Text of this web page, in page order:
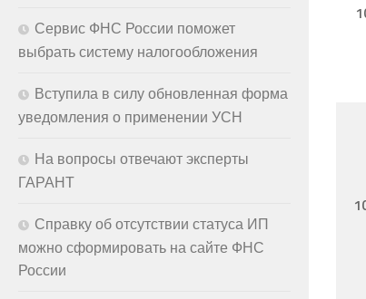
Сервис ФНС России поможет
выбрать систему налогообложения
Вступила в силу обновленная форма
уведомления о применении УСН
На вопросы отвечают эксперты
ГАРАНТ
Справку об отсутствии статуса ИП
можно сформировать на сайте ФНС
России